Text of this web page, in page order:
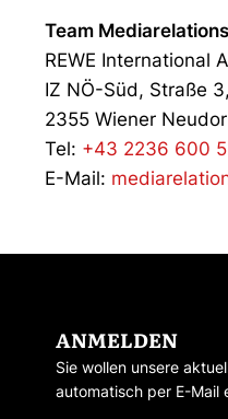
Team Mediarelations
REWE International
IZ NÖ-Süd, Straße
2355 Wiener
Tel: +43 2236 600
E-Mail:
ANMELDEN
Sie wollen unsere
automatisch per E-Mail